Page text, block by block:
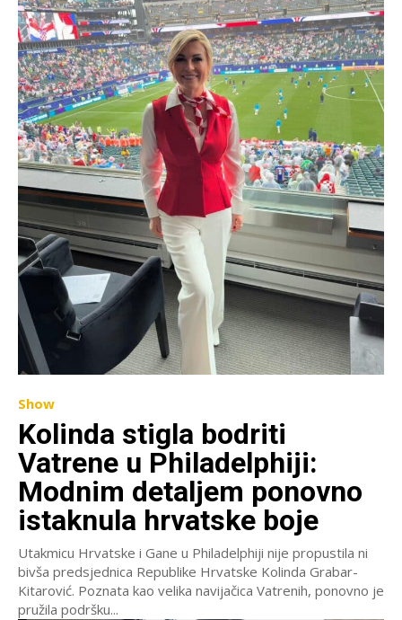
Show
Kolinda stigla bodriti
Vatrene u Philadelphiji:
Modnim detaljem ponovno
istaknula hrvatske boje
Utakmicu Hrvatske i Gane u Philadelphiji nije propustila ni
bivša predsjednica Republike Hrvatske Kolinda Grabar-
Kitarović. Poznata kao velika navijačica Vatrenih, ponovno je
pružila podršku...